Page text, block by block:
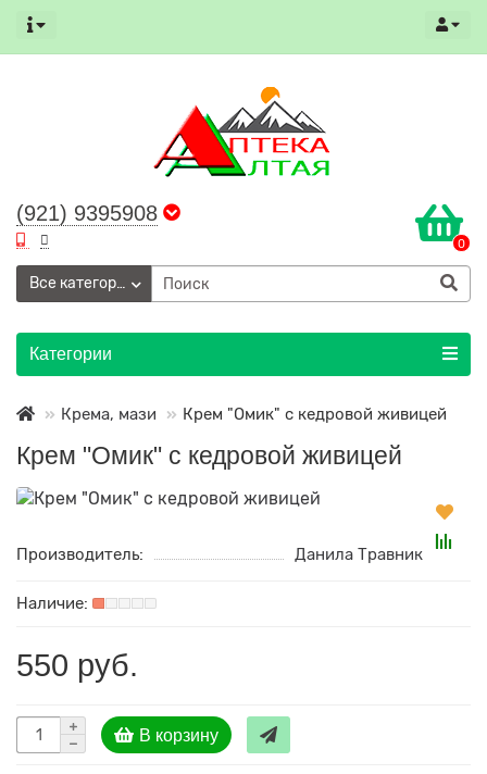
(921) 9395908
0
Все категории
Категории
Крема, мази Крем "Омик" с кедровой живицей
Крем "Омик" с кедровой живицей
Производитель: Данила Травник
550 руб.
В корзину